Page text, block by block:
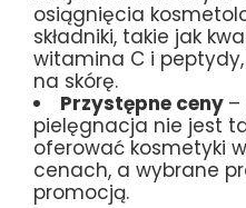
osiągnięcia
składniki, takie jak
witamina C i
na skórę.
Przystępne ceny
pielęgnacja nie jest
oferować kosmetyki
cenach, a wybrane
promocją.